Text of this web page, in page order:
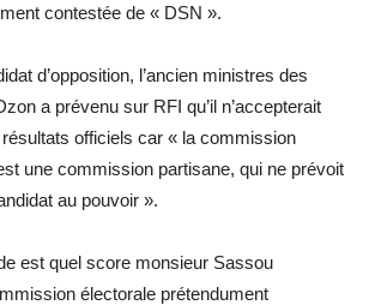
contestée de « DSN ».
d’opposition, l’ancien ministres des
a prévenu sur RFI qu’il n’accepterait
officiels car « la commission
une commission partisane, qui ne prévoit
au pouvoir ».
est quel score monsieur Sassou
électorale prétendument